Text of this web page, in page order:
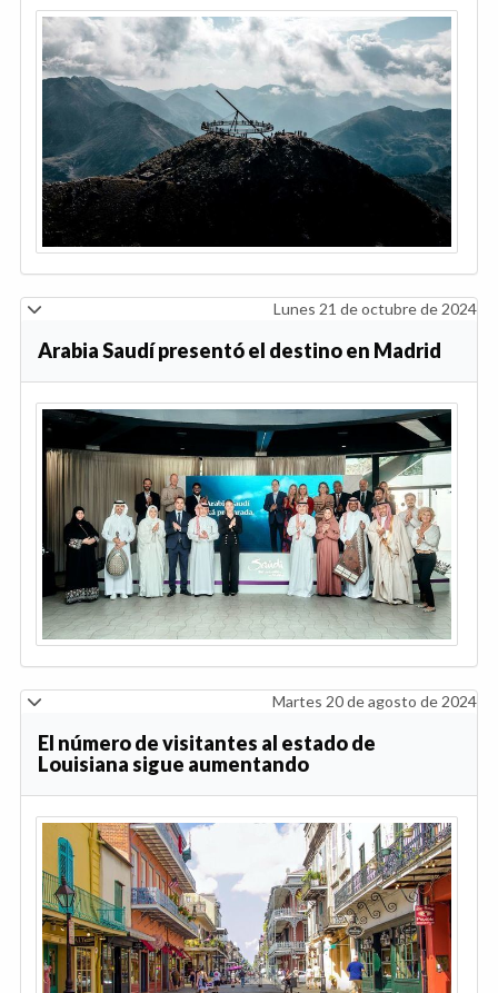
Lunes 21 de octubre de 2024
Arabia Saudí presentó el destino en Madrid
Martes 20 de agosto de 2024
El número de visitantes al estado de
Louisiana sigue aumentando